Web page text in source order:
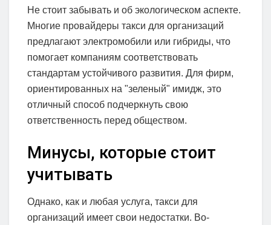
Не стоит забывать и об экологическом аспекте.
Многие провайдеры такси для организаций
предлагают электромобили или гибриды, что
помогает компаниям соответствовать
стандартам устойчивого развития. Для фирм,
ориентированных на "зеленый" имидж, это
отличный способ подчеркнуть свою
ответственность перед обществом.
Минусы, которые стоит
учитывать
Однако, как и любая услуга, такси для
организаций имеет свои недостатки. Во-